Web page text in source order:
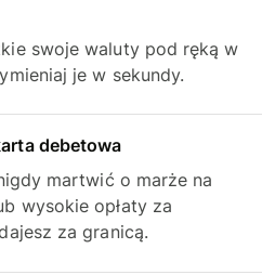
swoje waluty pod ręką w
je w sekundy.
debetowa
martwić o marże na
wysokie opłaty za
za granicą.